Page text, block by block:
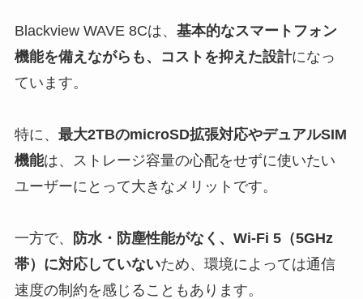
Blackview WAVE 8Cは、 基本的なスマートフォン
機能を備えながらも、コストを抑えた設計になっ
ています。
特に、 最大2TBのmicroSD拡張対応やデュアルSIM
機能は、ストレージ容量の心配をせずに使いたい
ユーザーにとって大きなメリットです。
一方で、
防水・防塵性能がなく、Wi-Fi 5（5GHz
帯）に対応していないため、環境によっては通信
速度の制約を感じることもあります。